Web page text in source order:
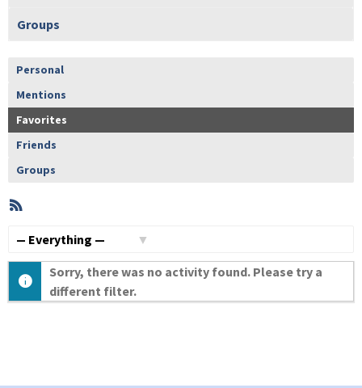
Groups
Personal
Mentions
Favorites
Friends
Groups
Member
Activities
Sorry, there was no activity found. Please try a
different filter.